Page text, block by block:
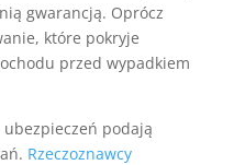
gwarancją. Oprócz
które pokryje
przed wypadkiem
podają
Rzeczoznawcy